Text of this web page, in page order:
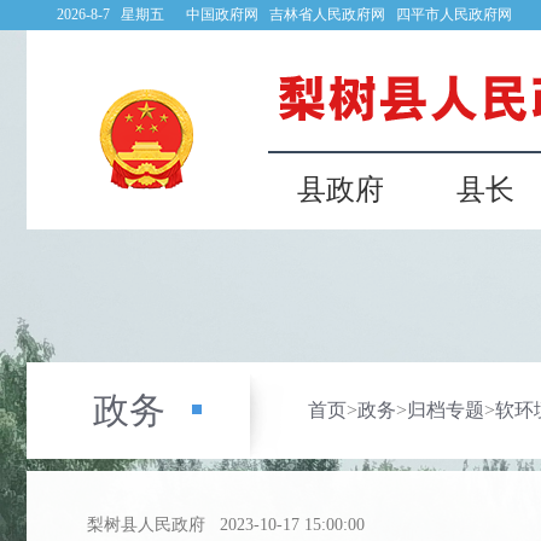
2026-8-7 星期五 中国政府网 吉林省人民政府网 四平市人民政府网
县政府 县长
政务 首页>政务>归档专题>软环
梨树县人民政府 2023-10-17 15:00:00